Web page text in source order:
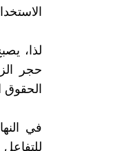
لذا،
حجر
الحقوق
في